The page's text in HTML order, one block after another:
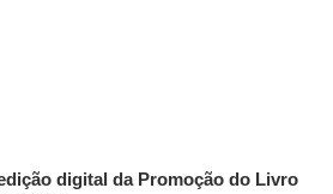
digital da Promoção do Livro